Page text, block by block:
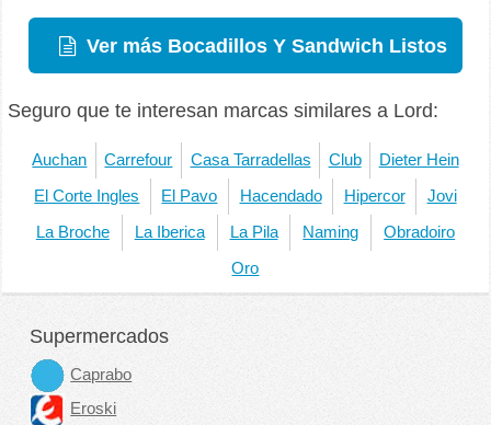
Ver más Bocadillos Y Sandwich Listos
Seguro que te interesan marcas similares a Lord:
Auchan Carrefour Casa Tarradellas Club Dieter Hein
El Corte Ingles El Pavo Hacendado Hipercor Jovi
La Broche La Iberica La Pila Naming Obradoiro
Oro
Supermercados
Caprabo
Eroski